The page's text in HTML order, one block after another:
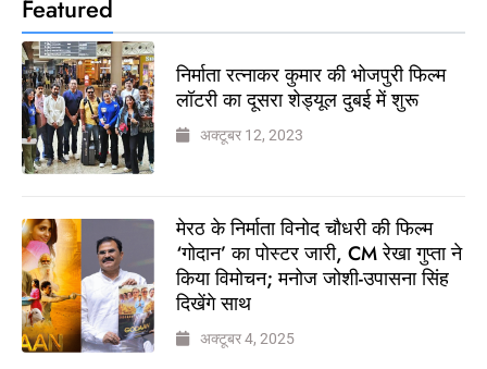
Featured
निर्माता रत्नाकर कुमार की भोजपुरी फिल्म
लॉटरी का दूसरा शेड्यूल दुबई में शुरू
अक्टूबर 12, 2023
मेरठ के निर्माता विनोद चौधरी की फिल्म
‘गोदान’ का पोस्टर जारी, CM रेखा गुप्ता ने
किया विमोचन; मनोज जोशी-उपासना सिंह
दिखेंगे साथ
अक्टूबर 4, 2025